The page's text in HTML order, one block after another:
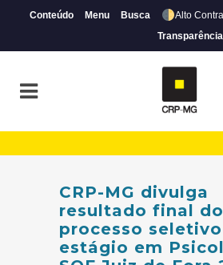
Conteúdo Menu Busca Alto
CRP-MG divulga
resultado final do
processo
estágio em